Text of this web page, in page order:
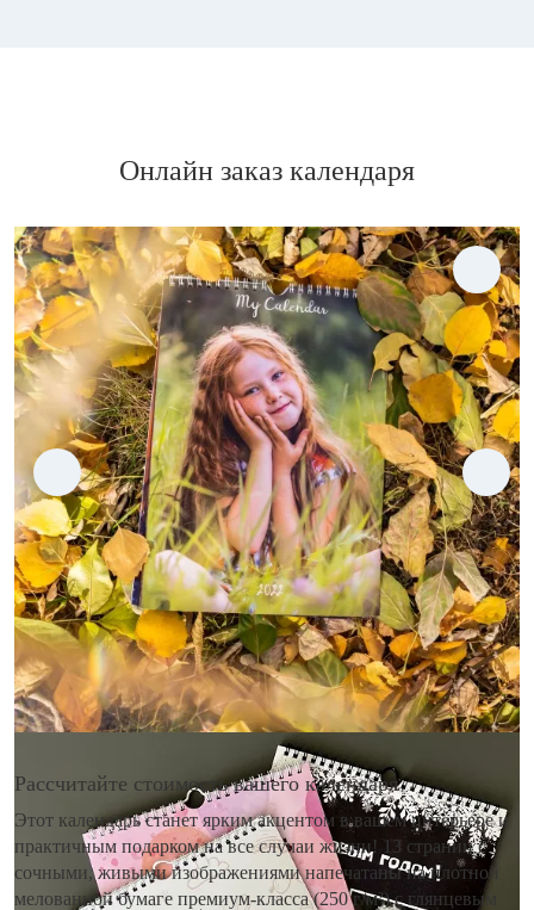
Онлайн заказ календаря
Рассчитайте стоимость вашего календаря
Этот календарь станет ярким акцентом в вашем интерьере и
практичным подарком на все случаи жизни! 13 страниц с
сочными, живыми изображениями напечатаны на плотной
мелованной бумаге премиум-класса (250 г/м²) с глянцевым